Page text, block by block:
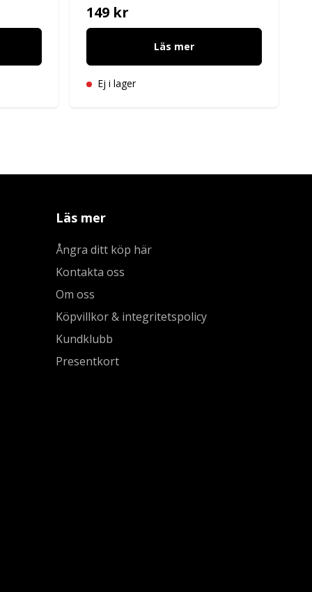
149 kr
Läs mer
Ej i lager
Läs mer
Ångra ditt köp här
Kontakta oss
Om oss
Köpvillkor & integritetspolicy
Kundklubb
Presentkort